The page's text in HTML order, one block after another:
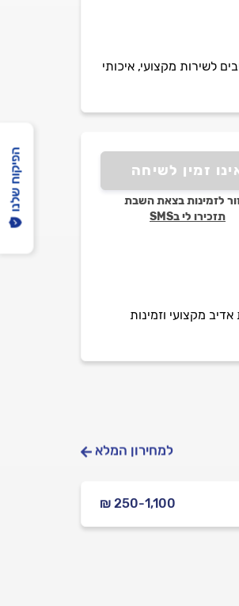
לשירות מקצועי, איכותי
זמין לשיחה
לזמינות בצאת השבת
תזכירו לי בSMS
אדיב מקצועי וזמינות
למחירון המלא
₪ 250-1,100
הפיקוח שלנו